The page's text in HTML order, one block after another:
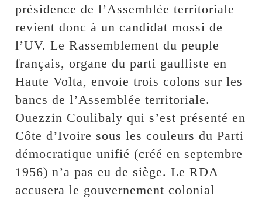
présidence de l’Assemblée territoriale
revient donc à un candidat mossi de
l’UV. Le Rassemblement du peuple
français, organe du parti gaulliste en
Haute Volta, envoie trois colons sur les
bancs de l’Assemblée territoriale.
Ouezzin Coulibaly qui s’est présenté en
Côte d’Ivoire sous les couleurs du Parti
démocratique unifié (créé en septembre
1956) n’a pas eu de siège. Le RDA
accusera le gouvernement colonial